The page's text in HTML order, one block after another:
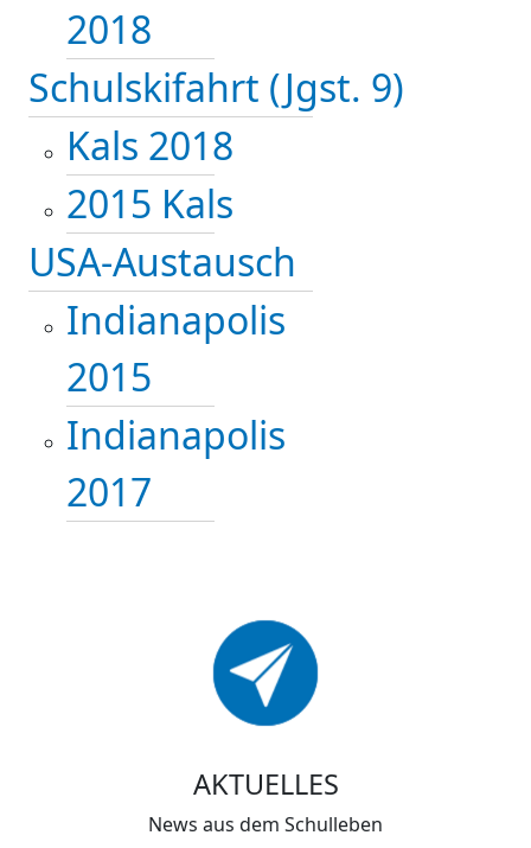
2018
Schulskifahrt (Jgst. 9)
Kals 2018
2015 Kals
USA-Austausch
Indianapolis
2015
Indianapolis
2017
AKTUELLES
News aus dem Schulleben